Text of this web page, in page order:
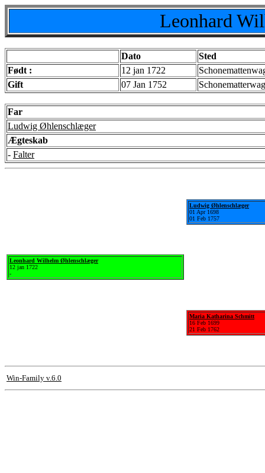
Leonhard
Dato
Sted
Født :
12 jan 1722
Gift
07 Jan 1752
Far
Ludwig Øhlenschlæger
Ægteskab
- Falter
Leonhard Wilhelm Øhlenschlæger
12 jan 1722
-
Ludwig Øhlenschlæger
01 Apr 1698
01 Feb 1757
Maria Katharina Schmitt
16 Feb 1699
21 Feb 1762
Win-Family v.6.0